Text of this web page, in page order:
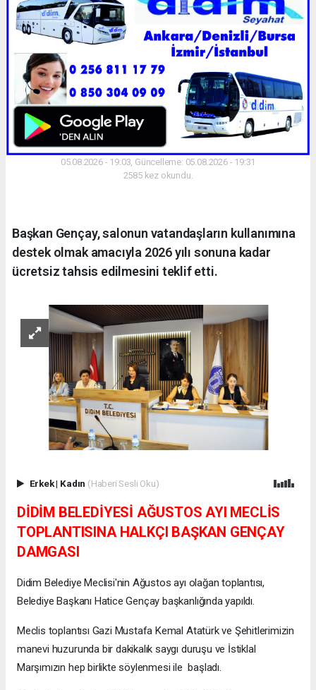
05.08.2026 - 19:03, Güncelleme: 05.08.2026 - 19:31
2585 kez okundu.
Başkan Gençay, salonun vatandaşların kullanımına
destek olmak amacıyla 2026 yılı sonuna kadar
ücretsiz tahsis edilmesini teklif etti.
Erkek| Kadın (Haberi Sesli Oku)
DİDİM BELEDİYESİ AĞUSTOS AYI MECLİS
TOPLANTISINA HALKÇI BAŞKAN GENÇAY
DAMGASI
Didim Belediye Meclisi'nin Ağustos ayı olağan toplantısı,
Belediye Başkanı Hatice Gençay başkanlığında yapıldı.
Meclis toplantısı Gazi Mustafa Kemal Atatürk ve Şehitlerimizin
manevi huzurunda bir dakikalık saygı duruşu ve İstiklal
Marşımızın hep birlikte söylenmesi ile başladı.